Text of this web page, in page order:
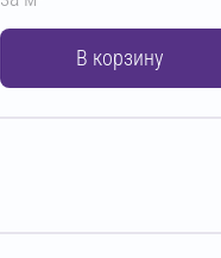
В корзину